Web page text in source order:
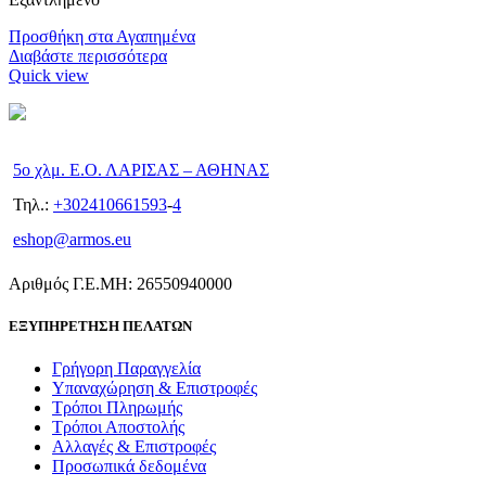
Προσθήκη στα Αγαπημένα
Διαβάστε περισσότερα
Quick view
5ο χλμ. Ε.Ο. ΛΑΡΙΣΑΣ – ΑΘΗΝΑΣ
Τηλ.: +302410661593-4
eshop@armos.eu
Αριθμός Γ.Ε.ΜΗ: 26550940000
ΕΞΥΠΗΡΕΤΗΣΗ ΠΕΛΑΤΩΝ
Γρήγορη Παραγγελία
Υπαναχώρηση & Επιστροφές
Τρόποι Πληρωμής
Τρόποι Αποστολής
Αλλαγές & Επιστροφές
Προσωπικά δεδομένα